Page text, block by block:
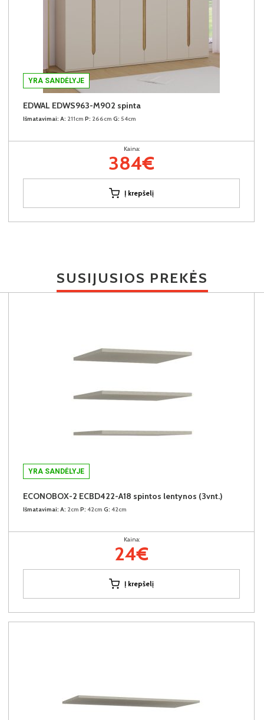
YRA SANDĖLYJE
EDWAL EDWS963-M902 spinta
Išmatavimai: A: 211cm P: 266cm G: 54cm
Kaina:
384€
Į krepšelį
SUSIJUSIOS PREKĖS
YRA SANDĖLYJE
ECONOBOX-2 ECBD422-A18 spintos lentynos (3vnt.)
Išmatavimai: A: 2cm P: 42cm G: 42cm
Kaina:
24€
Į krepšelį